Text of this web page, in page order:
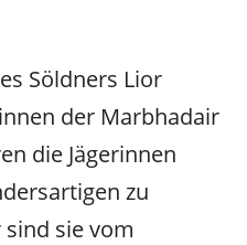
Söldners Lior
der Marbhadair
die Jägerinnen
zu
sie vom